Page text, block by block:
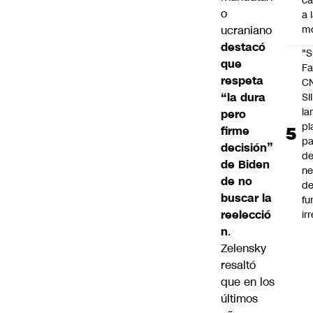
o
ucraniano
destacó
que
respeta
“la dura
pero
firme
decisión”
de Biden
de no
buscar la
reelecció
n.
Zelensky
resaltó
que en los
últimos
a
SII
de